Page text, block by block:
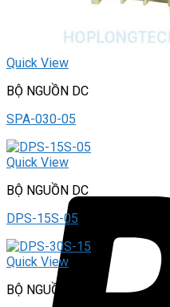
Quick View
BỘ NGUỒN DC
SPA-030-05
Quick View
BỘ NGUỒN DC
DPS-15S-05
Quick View
BỘ NGUỒN DC